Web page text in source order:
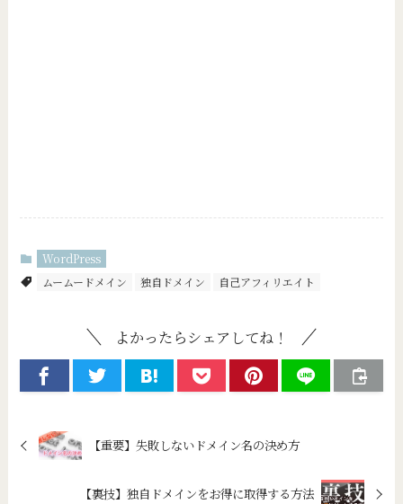
WordPress
ムームードメイン
独自ドメイン 自己アフィリエイト
よかったらシェアしてね！
【重要】失敗しないドメイン名の決め方
【裏技】独自ドメインをお得に取得する方法